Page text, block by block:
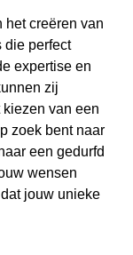
het creëren van
die perfect
expertise en
zij
van een
zoek bent naar
een gedurfd
wensen
jouw unieke